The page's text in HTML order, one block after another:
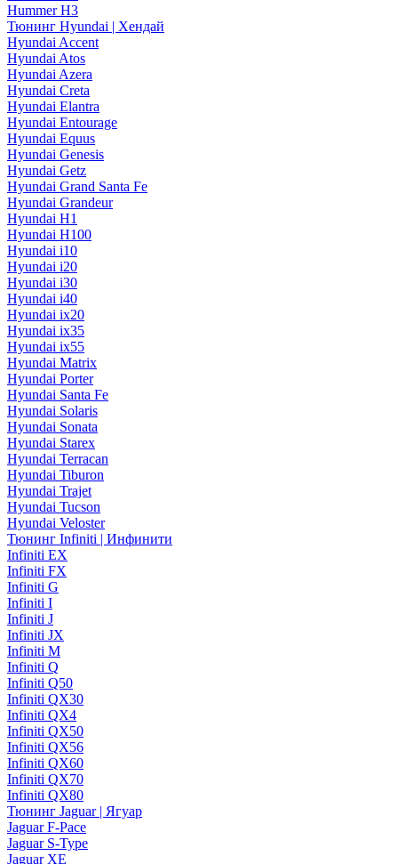
Hummer H3
Тюнинг Hyundai | Хендай
Hyundai Accent
Hyundai Atos
Hyundai Azera
Hyundai Creta
Hyundai Elantra
Hyundai Entourage
Hyundai Equus
Hyundai Genesis
Hyundai Getz
Hyundai Grand Santa Fe
Hyundai Grandeur
Hyundai H1
Hyundai H100
Hyundai i10
Hyundai i20
Hyundai i30
Hyundai i40
Hyundai ix20
Hyundai ix35
Hyundai ix55
Hyundai Matrix
Hyundai Porter
Hyundai Santa Fe
Hyundai Solaris
Hyundai Sonata
Hyundai Starex
Hyundai Terracan
Hyundai Tiburon
Hyundai Trajet
Hyundai Tucson
Hyundai Veloster
Тюнинг Infiniti | Инфинити
Infiniti EX
Infiniti FX
Infiniti G
Infiniti I
Infiniti J
Infiniti JX
Infiniti M
Infiniti Q
Infiniti Q50
Infiniti QX30
Infiniti QX4
Infiniti QX50
Infiniti QX56
Infiniti QX60
Infiniti QX70
Infiniti QX80
Тюнинг Jaguar | Ягуар
Jaguar F-Pace
Jaguar S-Type
Jaguar XE